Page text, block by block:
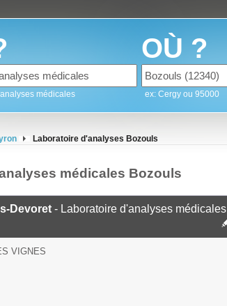
médicales
OÙ ?
ex: Cergy ou 95000
Laboratoire d'analyses Bozouls
médicales Bozouls
Devoret - Laboratoire d'analyses médicales
VIGNES